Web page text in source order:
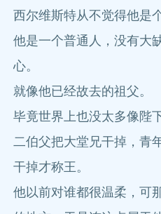
西尔维斯特从不觉得他是
他是一个普通人，没有大
心。
就像他已经故去的祖父。
毕竟世界上也没太多像陛
二伯父把大堂兄干掉，青
干掉才称王。
他以前对谁都很温柔，可